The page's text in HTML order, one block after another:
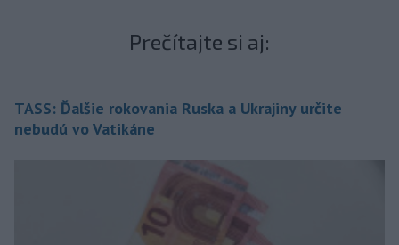
Prečítajte si aj:
TASS: Ďalšie rokovania Ruska a Ukrajiny určite
nebudú vo Vatikáne